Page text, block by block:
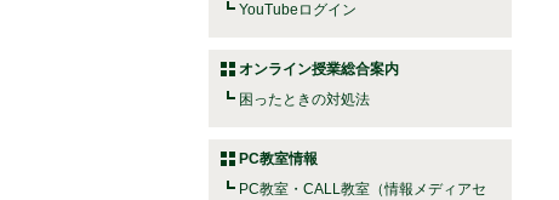
YouTubeログイン
オンライン授業総合案内
困ったときの対処法
PC教室情報
PC教室・CALL教室（情報メディアセ